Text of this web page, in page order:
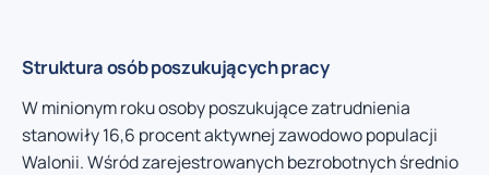
Struktura osób poszukujących pracy
W minionym roku osoby poszukujące zatrudnienia
stanowiły 16,6 procent aktywnej zawodowo populacji
Walonii. Wśród zarejestrowanych bezrobotnych średnio